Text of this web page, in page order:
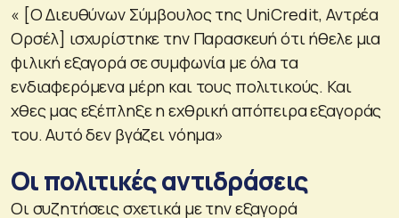
« [Ο Διευθύνων Σύμβουλος της UniCredit, Αντρέα
Ορσέλ] ισχυρίστηκε την Παρασκευή ότι ήθελε μια
φιλική εξαγορά σε συμφωνία με όλα τα
ενδιαφερόμενα μέρη και τους πολιτικούς. Και
χθες μας εξέπληξε η εχθρική απόπειρα εξαγοράς
του. Αυτό δεν βγάζει νόημα»
Οι πολιτικές αντιδράσεις
Οι συζητήσεις σχετικά με την εξαγορά